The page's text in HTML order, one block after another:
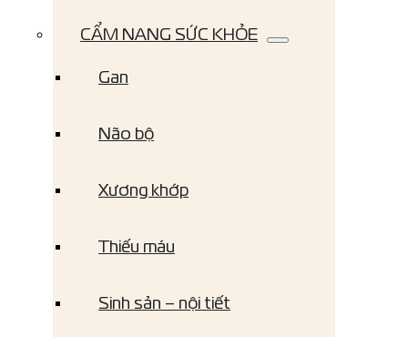
CẨM NANG SỨC KHỎE
Gan
Não bộ
Xương khớp
Thiếu máu
Sinh sản – nội tiết